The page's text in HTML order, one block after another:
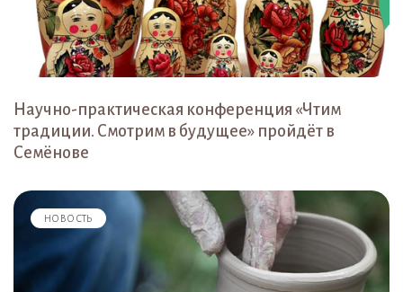
Научно-практическая конференция «Чтим
традиции. Смотрим в будущее» пройдёт в
Семёнове
НОВОСТЬ